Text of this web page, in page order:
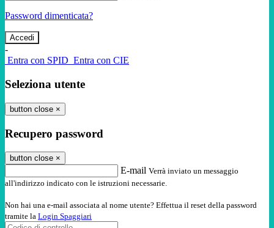
Password dimenticata?
-
Entra con SPID Entra con CIE
Seleziona utente
button close ×
Recupero password
button close ×
E-mail Verrà inviato un messaggio
all'indirizzo indicato con le istruzioni necessarie.
Non hai una e-mail associata al nome utente? Effettua il reset della password
tramite la Login Spaggiari